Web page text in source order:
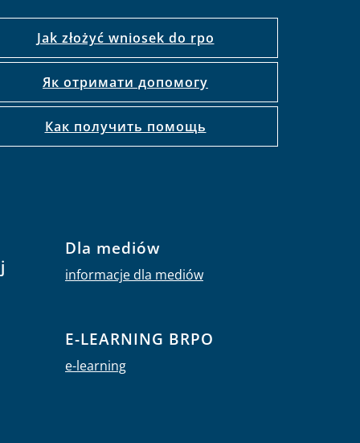
Jak złożyć wniosek do rpo
Як отримати допомогу
Как получить помощь
Dla mediów
informacje dla mediów
E-LEARNING BRPO
e-learning